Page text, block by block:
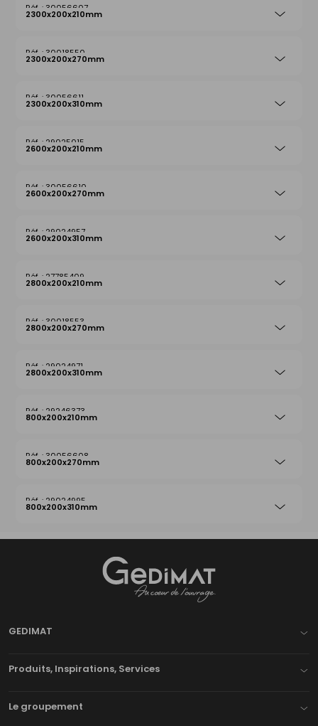
30056607
2300x200x210mm
30018550
2300x200x270mm
30056611
2300x200x310mm
29025015
2600x200x210mm
30056610
2600x200x270mm
29024957
2600x200x310mm
27785409
2800x200x210mm
30018553
2800x200x270mm
29024971
2800x200x310mm
29246373
800x200x210mm
30056608
800x200x270mm
29024995
800x200x310mm
GEDIMAT
Produits, Inspirations, Services
Le groupement